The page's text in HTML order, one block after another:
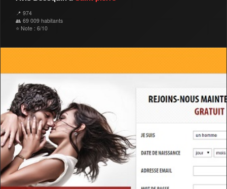
📍 974
👥 69 009 habitants
⭐ Note : 6/10